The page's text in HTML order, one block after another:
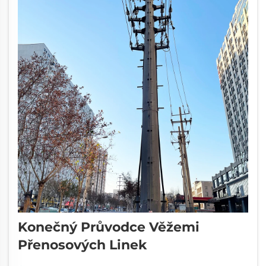
Konečný Průvodce Věžemi
Přenosových Linek